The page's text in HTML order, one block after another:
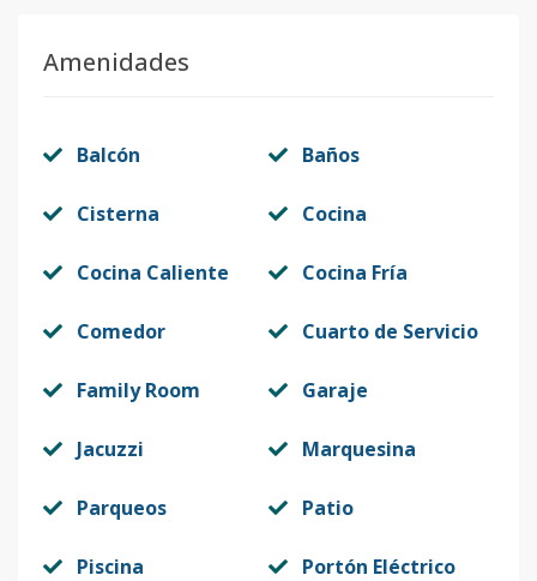
Amenidades
Balcón Baños
Cisterna Cocina
Cocina Caliente Cocina Fría
Comedor Cuarto de Servicio
Family Room Garaje
Jacuzzi Marquesina
Parqueos Patio
Piscina Portón Eléctrico